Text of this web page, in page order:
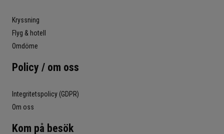
Kryssning
Flyg & hotell
Omdöme
Policy / om oss
Integritetspolicy (GDPR)
Om oss
Kom på besök